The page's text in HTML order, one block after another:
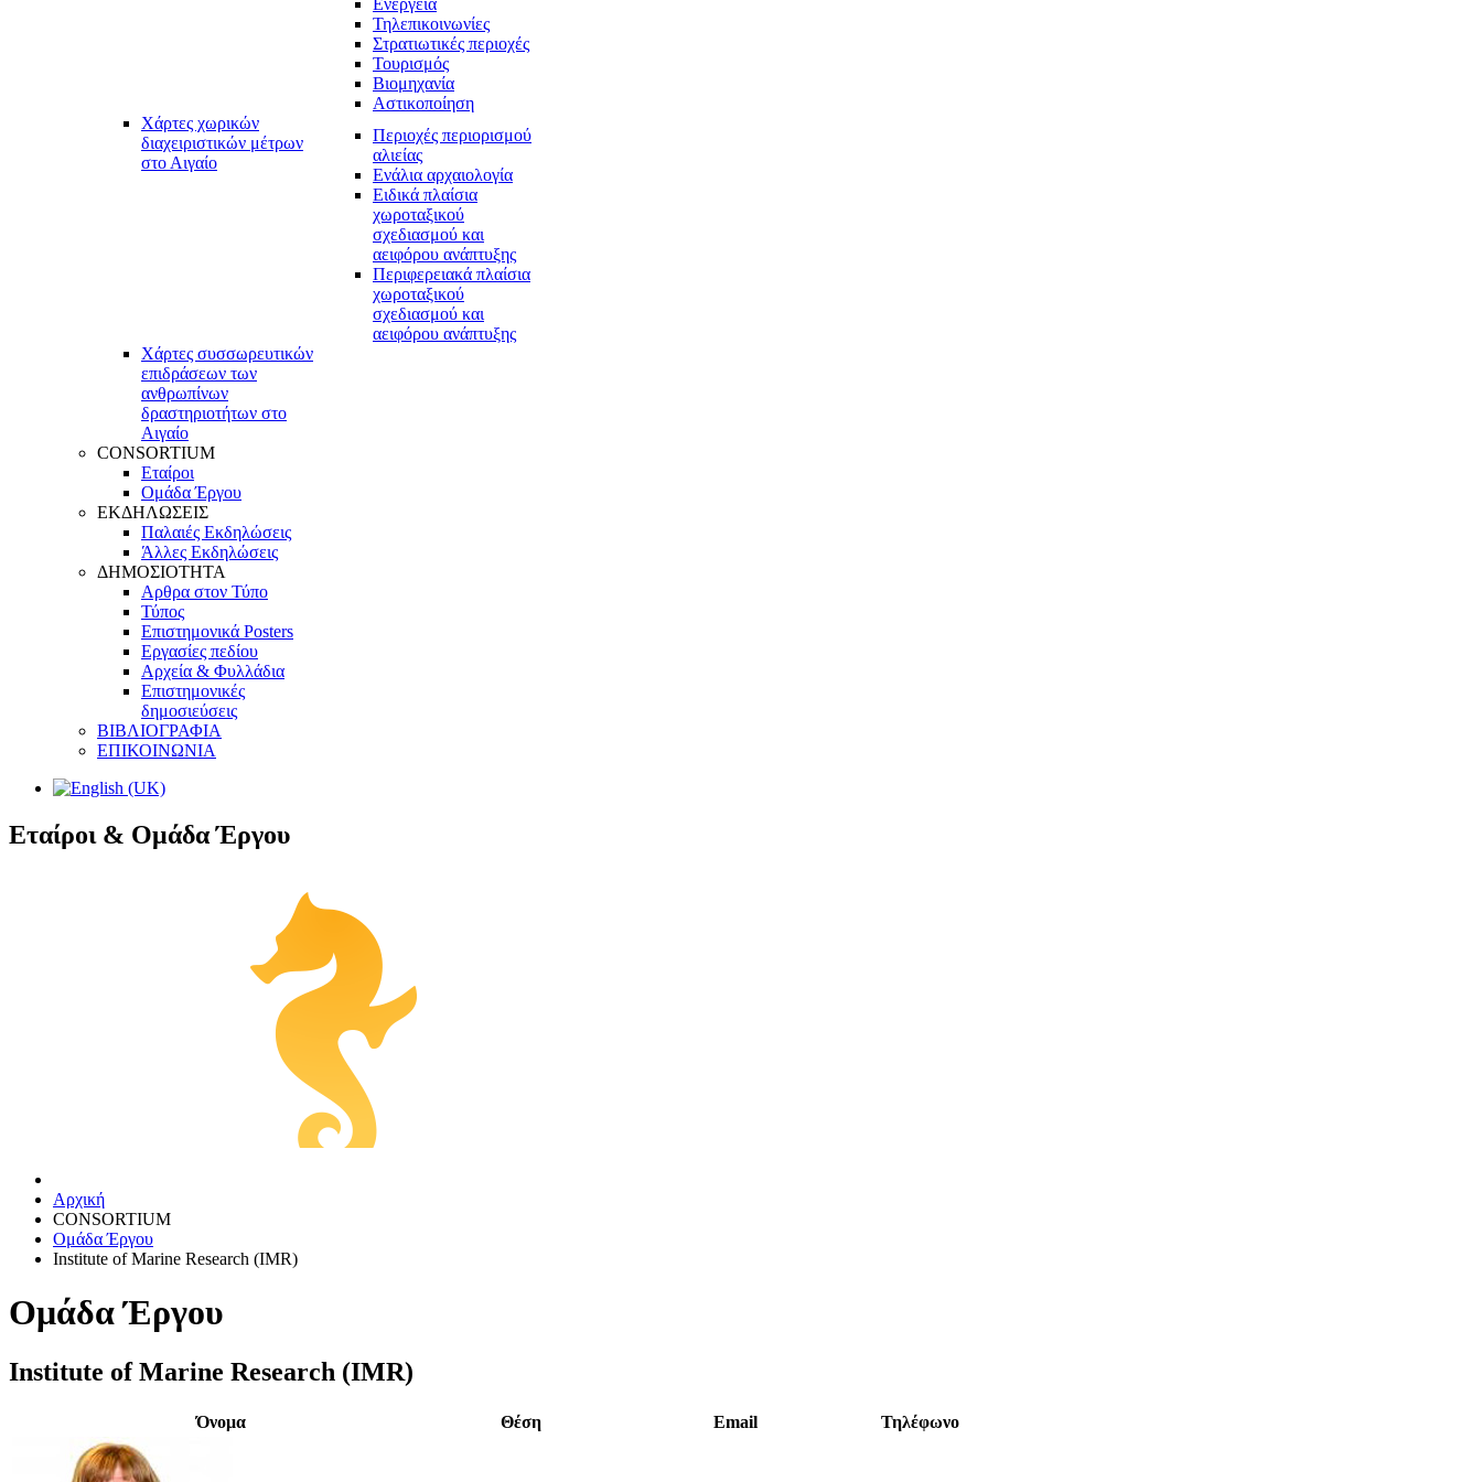
Ενέργεια
Τηλεπικοινωνίες
Στρατιωτικές περιοχές
Τουρισμός
Βιομηχανία
Αστικοποίηση
Χάρτες χωρικών
διαχειριστικών μέτρων
στο Αιγαίο
Περιοχές περιορισμού
αλιείας
Ενάλια αρχαιολογία
Ειδικά πλαίσια
χωροταξικού
σχεδιασμού και
αειφόρου ανάπτυξης
Περιφερειακά πλαίσια
χωροταξικού
σχεδιασμού και
αειφόρου ανάπτυξης
Χάρτες συσσωρευτικών
επιδράσεων των
ανθρωπίνων
δραστηριοτήτων στο
Αιγαίο
CONSORTIUM
Εταίροι
Ομάδα Έργου
ΕΚΔΗΛΩΣΕΙΣ
Παλαιές Εκδηλώσεις
Άλλες Εκδηλώσεις
ΔΗΜΟΣΙΟΤΗΤΑ
Αρθρα στον Τύπο
Τύπος
Επιστημονικά Posters
Εργασίες πεδίου
Αρχεία & Φυλλάδια
Επιστημονικές
δημοσιεύσεις
ΒΙΒΛΙΟΓΡΑΦΙΑ
ΕΠΙΚΟΙΝΩΝΙA
Εταίροι & Ομάδα Έργου
Αρχική
CONSORTIUM
Ομάδα Έργου
Institute of Marine Research (IMR)
Ομάδα Έργου
Institute of Marine Research (IMR)
Όνομα Θέση Email Τηλέφωνο